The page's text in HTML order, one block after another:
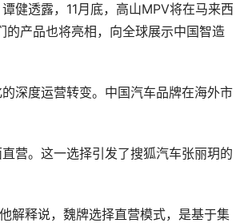
健透露，11月底，高山MPV将在马来西
的产品也将亮相，向全球展示中国智造
深度运营转变。中国汽车品牌在海外市
营。这一选择引发了搜狐汽车张丽玥的
解释说，魏牌选择直营模式，是基于集